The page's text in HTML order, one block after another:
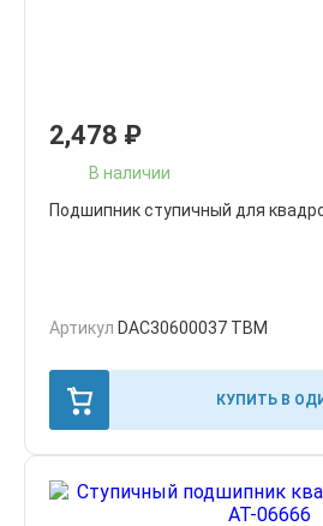
2,478 ₽
В наличии
Подшипник ступичный для
Артикул DAC30600037 TBM
КУПИТЬ В